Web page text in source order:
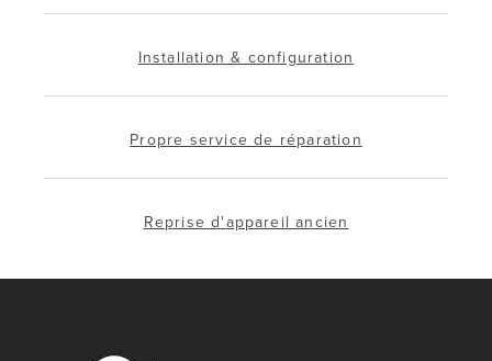
Installation & configuration
Propre service de réparation
Reprise d'appareil ancien